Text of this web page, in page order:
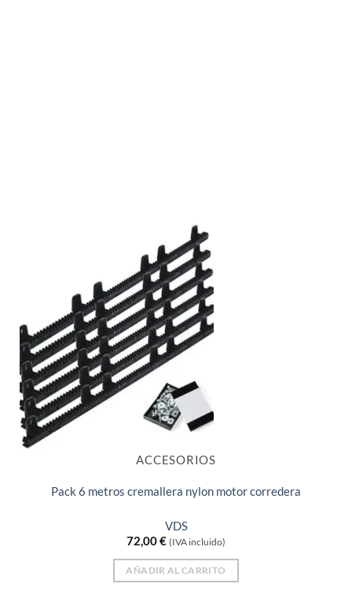
ACCESORIOS
Pack 6 metros cremallera nylon motor corredera
VDS
72,00€ (IVA incluido)
AÑADIR AL CARRITO